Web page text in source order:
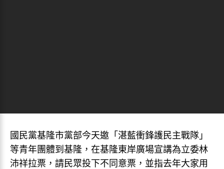
國民黨基隆市黨部今天邀「湛藍衝鋒護民主戰隊」
等青年團體到基隆，在基隆東岸廣場宣講為立委林
沛祥拉票，請民眾投下不同意票，並指去年大家用